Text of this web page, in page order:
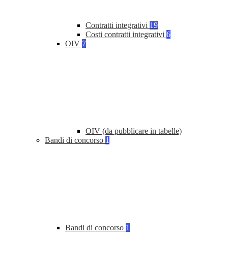
Contratti integrativi 19
Costi contratti integrativi 6
OIV 7
OIV (da pubblicare in tabelle)
Bandi di concorso 1
Bandi di concorso 1